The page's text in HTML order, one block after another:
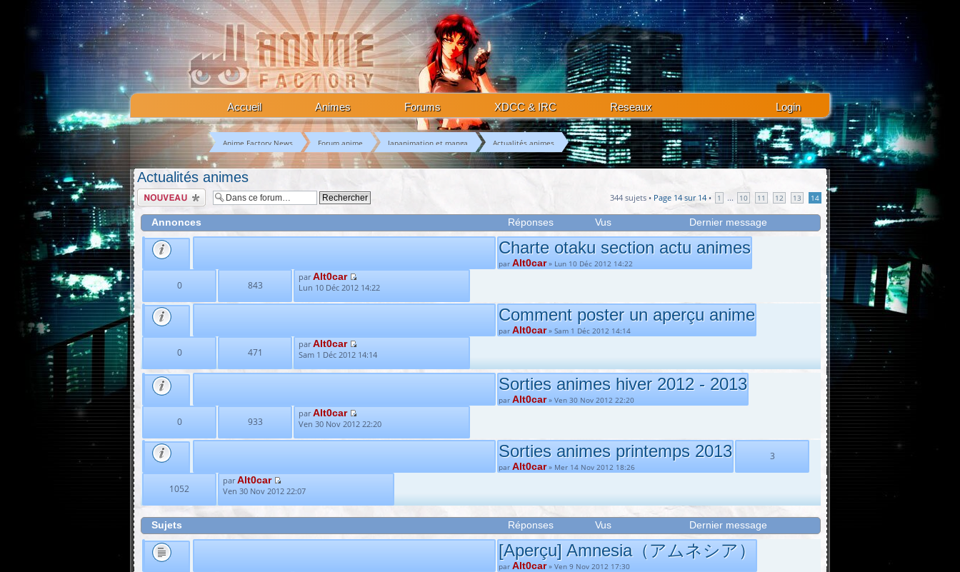
Accueil Animes Forums XDCC & IRC Reseaux Login
Anime Factory News Forum anime Japanimation et manga Actualités animes
Actualités animes
Écrire un nouveau
sujet
344 sujets • Page 14sur 14 • 1 ... 10 11 12 13 14
Annonces Réponses Vus Dernier message
Charte otaku section actu animes
par Alt0car» Lun 10 Déc 2012 14:22
0 843
parAlt0car
Lun 10 Déc 2012 14:22
Comment poster un aperçu anime
par Alt0car» Sam 1 Déc 2012 14:14
0 471
parAlt0car
Sam 1 Déc 2012 14:14
Sorties animes hiver 2012 - 2013
par Alt0car» Ven 30 Nov 2012 22:20
0 933
parAlt0car
Ven 30 Nov 2012 22:20
Sorties animes printemps 2013
par Alt0car» Mer 14 Nov 2012 18:26
3
1052
parAlt0car
Ven 30 Nov 2012 22:07
Sujets Réponses Vus Dernier message
[Aperçu] Amnesia（アムネシア）
par Alt0car» Ven 9 Nov 2012 17:30